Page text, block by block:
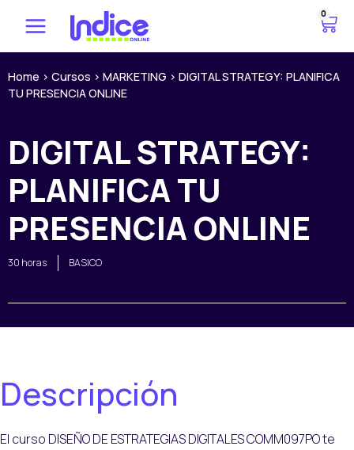
contenido
0
C
a
r
Home > Cursos > MARKETING > DIGITAL STRATEGY: PLANIFICA
TU PRESENCIA ONLINE
DIGITAL STRATEGY:
PLANIFICA TU
PRESENCIA ONLINE
30 horas BASICO
Descripción
El curso DISEÑO DE ESTRATEGIAS DIGITALES COMM097PO te